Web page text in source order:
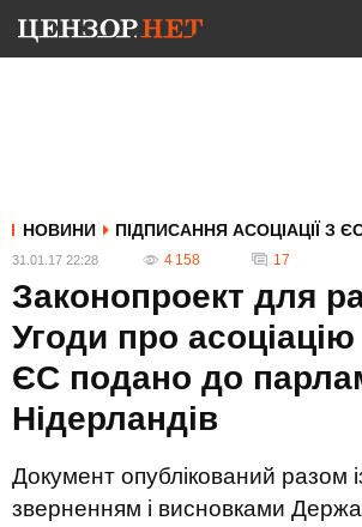
НОВИНИ ПІДПИСАННЯ АСОЦІАЦІЇ З
31.01.17 22:28 4 158 17
Законопроект для
Угоди про асоціацію
ЄС подано до
Нідерландів
Документ опублікований разом
зверненням і висновками